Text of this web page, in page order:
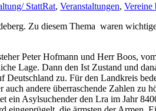
StattRat, Veranstaltungen, Vereine
Zu diesem Thema waren
Peter Hofmann und Herr Boos,
Lage. Dann den Ist Zustand und
zu. Für den Landkreis
andere überraschende Zahlen zu
ein Asylsuchender den Lra im Jahr